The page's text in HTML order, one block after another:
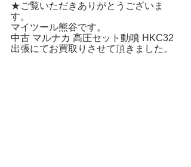
★ご覧いただきありがとうございま
す。
マイツール熊谷です。
中古 マルナカ 高圧セット動噴 HKC32
出張にてお買取りさせて頂きました。